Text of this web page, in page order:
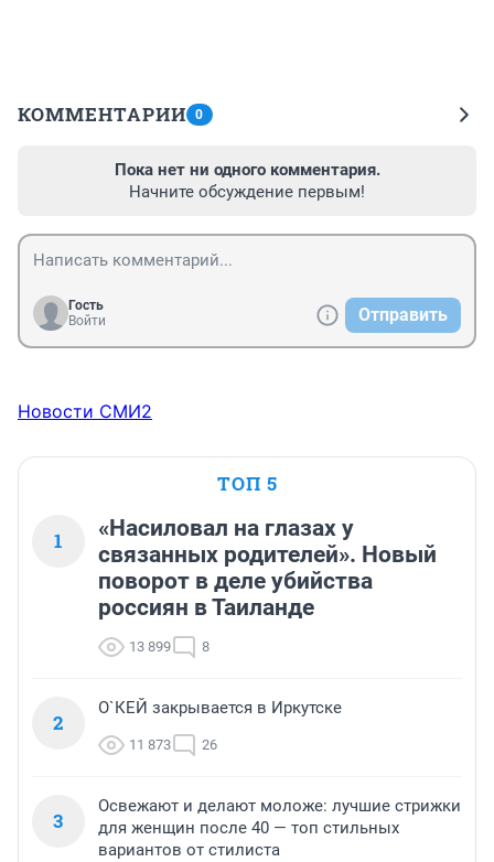
КОММЕНТАРИИ 0
Пока нет ни одного комментария.
Начните обсуждение первым!
Гость
Войти
Отправить
Новости СМИ2
ТОП 5
1
«Насиловал на глазах у
связанных родителей». Новый
поворот в деле убийства
россиян в Таиланде
13 899 8
2
О`КЕЙ закрывается в Иркутске
11 873 26
3
Освежают и делают моложе: лучшие стрижки
для женщин после 40 — топ стильных
вариантов от стилиста